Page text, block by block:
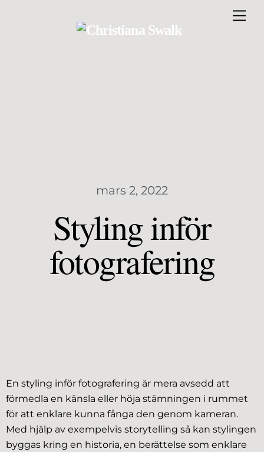
mars 2, 2022
Styling inför
fotografering
En styling inför fotografering är mera avsedd att
förmedla en känsla eller höja stämningen i rummet
för att enklare kunna fånga den genom kameran.
Med hjälp av exempelvis storytelling så kan stylingen
byggas kring en historia, en berättelse som enklare